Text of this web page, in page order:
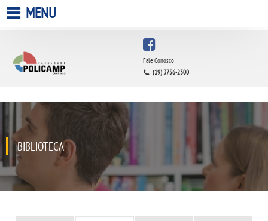
A FACULDADE
A UNIESP S.A.
QUEM SOMOS
MENU
Fale Conosco
(19) 3756-2300
BIBLIOTECA